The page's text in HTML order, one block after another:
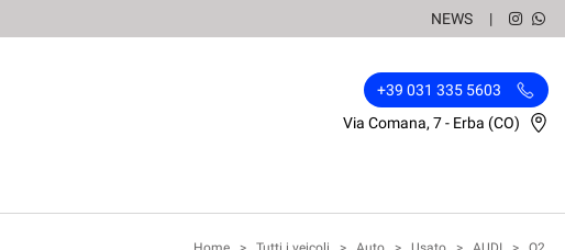
NEWS
+39 031 335 5603
Via Comana, 7 - Erba (CO)